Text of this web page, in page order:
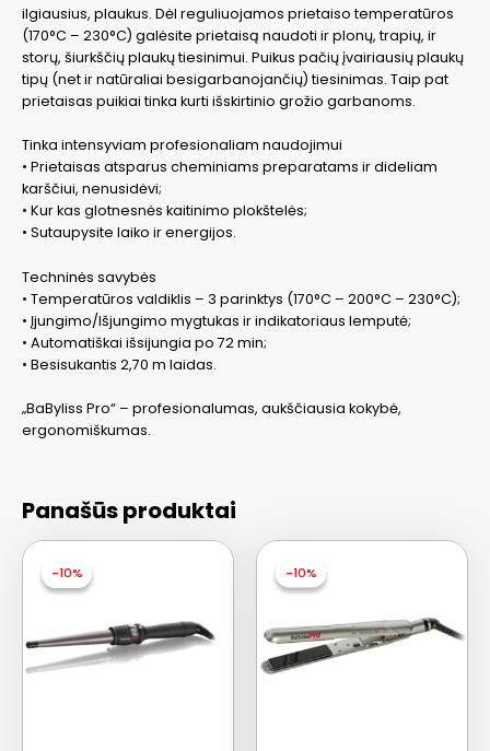
ilgiausius, plaukus. Dėl reguliuojamos prietaiso temperatūros
(170°C – 230°C) galėsite prietaisą naudoti ir plonų, trapių, ir
storų, šiurkščių plaukų tiesinimui. Puikus pačių įvairiausių plaukų
tipų (net ir natūraliai besigarbanojančių) tiesinimas. Taip pat
prietaisas puikiai tinka kurti išskirtinio grožio garbanoms.
Tinka intensyviam profesionaliam naudojimui
• Prietaisas atsparus cheminiams preparatams ir dideliam
karščiui, nenusidėvi;
• Kur kas glotnesnės kaitinimo plokštelės;
• Sutaupysite laiko ir energijos.
Techninės savybės
• Temperatūros valdiklis – 3 parinktys (170°C – 200°C – 230°C);
• Įjungimo/Išjungimo mygtukas ir indikatoriaus lemputė;
• Automatiškai išsijungia po 72 min;
• Besisukantis 2,70 m laidas.
„BaByliss Pro“ – profesionalumas, aukščiausia kokybė,
ergonomiškumas.
Panašūs produktai
-10%
-10% -10%
-10%